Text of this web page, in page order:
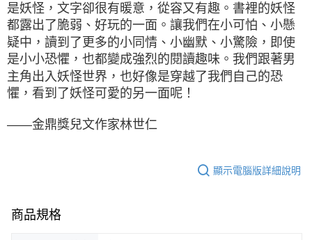
是妖怪，文字卻很有暖意，從容又有趣。書裡的妖怪
都露出了脆弱、好玩的一面。讓我們在小可怕、小懸
疑中，讀到了更多的小同情、小幽默、小驚險，即使
是小小恐懼，也都變成強烈的閱讀趣味。我們跟著男
主角出入妖怪世界，也好像是穿越了我們自己的恐
懼，看到了妖怪可愛的另一面呢！
——金鼎獎兒文作家林世仁
顯示電腦版詳細說明
商品規格